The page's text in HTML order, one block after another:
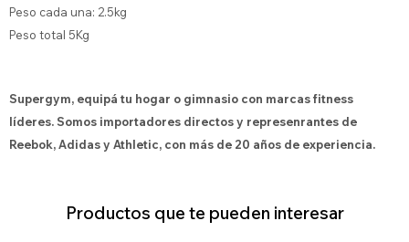
Peso cada una: 2.5kg
Peso total 5Kg
Supergym, equipá tu hogar o gimnasio con marcas fitness
líderes. Somos importadores directos y represenrantes de
Reebok, Adidas y Athletic, con más de 20 años de experiencia.
Productos que te pueden interesar